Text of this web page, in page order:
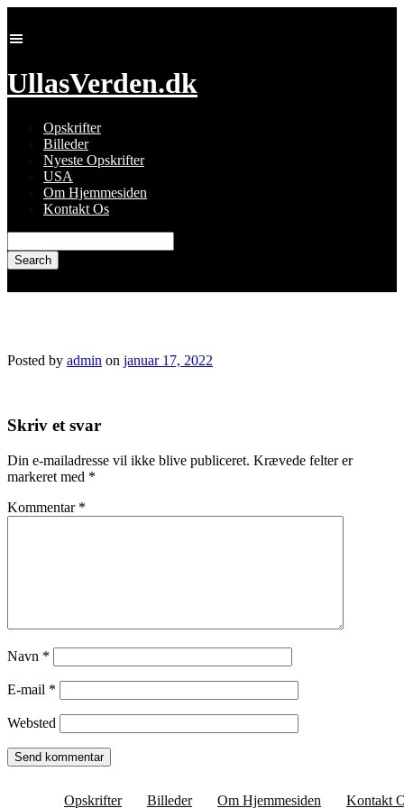
content
UllasVerden.dk
Opskrifter
Billeder
Nyeste Opskrifter
USA
Om Hjemmesiden
Kontakt Os
for:
Posted by admin on januar 17, 2022
Skriv et svar
Din e-mailadresse vil ikke blive publiceret. Krævede felter er
markeret med *
Kommentar *
Navn *
E-mail *
Websted
Opskrifter Billeder Om Hjemmesiden Kontakt